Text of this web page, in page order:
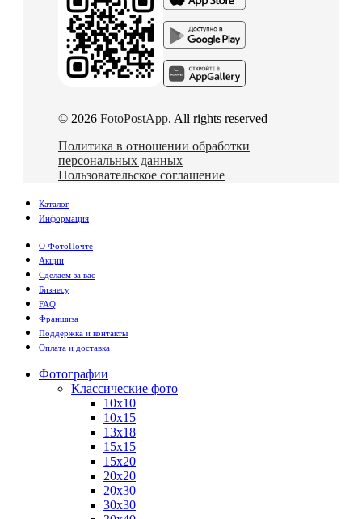
© 2026 FotoPostApp. All rights reserved
Политика в отношении обработки
персональных данных
Пользовательское соглашение
Каталог
Информация
О ФотоПочте
Акции
Сделаем за вас
Бизнесу
FAQ
Франшиза
Поддержка и контакты
Оплата и доставка
Фотографии
Классические фото
10х10
10х15
13х18
15х15
15х20
20х20
20х30
30х30